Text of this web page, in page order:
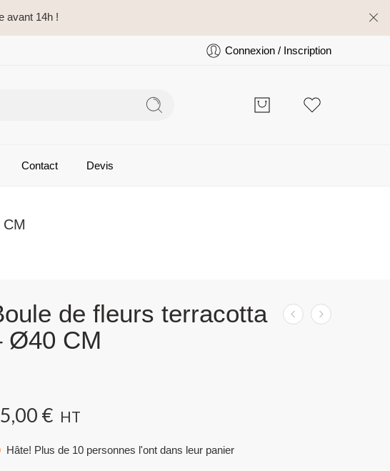
avant 14h !
Connexion / Inscription
Contact Devis
de fleurs terracotta
Ø40 CM
€ HT
Hâte! Plus de 10 personnes l'ont dans leur panier